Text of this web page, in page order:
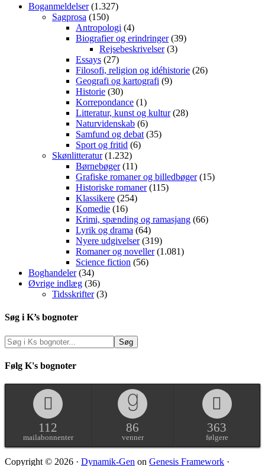
Boganmeldelser(1.327)
Sagprosa (150)
Antropologi (4)
Biografier og erindringer(39)
Rejsebeskrivelser(3)
Essays (27)
Filosofi, religion og idéhistorie (26)
Geografi og kartografi (9)
Historie (30)
Korrepondance (1)
Litteratur, kunst og kultur(28)
Naturvidenskab (6)
Samfund og debat (35)
Sport og fritid (6)
Skønlitteratur(1.232)
Børnebøger(11)
Grafiske romaner og billedbøger(15)
Historiske romaner(115)
Klassikere (254)
Komedie (16)
Krimi, spænding og ramasjang (66)
Lyrik og drama (64)
Nyere udgivelser(319)
Romaner og noveller(1.081)
Science fiction (56)
Boghandeler(34)
Øvrige indlæg (36)
Tidsskrifter(3)
Søg i K’s bognoter
Følg K's bognoter
112
mailabonnenter
86
venner
363
følgere
Copyright © 2026 · Dynamik-Gen on Genesis Framework ·